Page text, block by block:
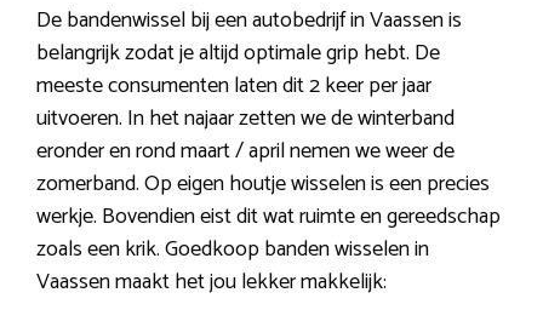
De bandenwissel bij een autobedrijf in Vaassen is
belangrijk zodat je altijd optimale grip hebt. De
meeste consumenten laten dit 2 keer per jaar
uitvoeren. In het najaar zetten we de winterband
eronder en rond maart / april nemen we weer de
zomerband. Op eigen houtje wisselen is een precies
werkje. Bovendien eist dit wat ruimte en gereedschap
zoals een krik. Goedkoop banden wisselen in
Vaassen maakt het jou lekker makkelijk: